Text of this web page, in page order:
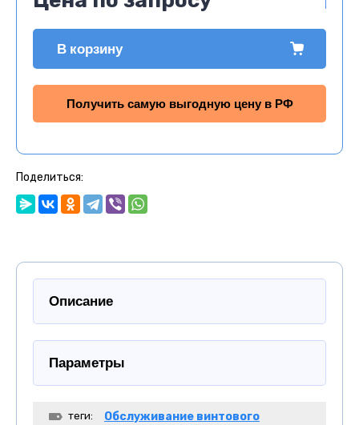
В корзину
Получить самую выгодную цену в РФ
Поделиться:
Описание
Параметры
теги:
Обслуживание винтового